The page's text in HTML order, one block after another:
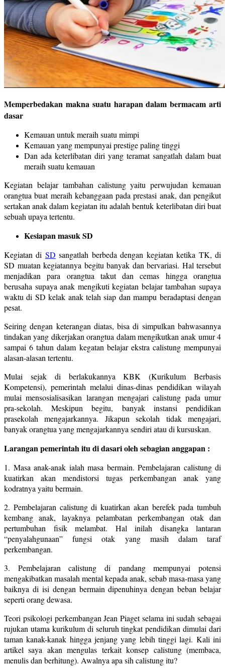
Memperbedakan makna suatu harapan dalam bermacam arti
dasar
Kemauan untuk meraih suatu mimpi
Kemauan yang mempunyai prestige paling tinggi
Dan ada keterlibatan diri yang teramat sangatlah dalam buat
meraih suatu kemauan
Kegiatan belajar tambahan calistung yaitu perwujudan kemauan
orangtua buat meraih kebanggaan pada prestasi anak, dan pengikut
sertakan anak dalam kegiatan itu adalah bentuk keterlibatan diri buat
sebuah upaya tertentu.
Kesiapan masuk SD
Kegiatan di SD sangatlah berbeda dengan kegiatan ketika TK, di
SD muatan kegiatannya begitu banyak dan bervariasi. Hal tersebut
menjadikan para orangtua takut dan cemas hingga orangtua
berusaha supaya anak mengikuti kegiatan belajar tambahan supaya
waktu di SD kelak anak telah siap dan mampu beradaptasi dengan
pesat.
Seiring dengan keterangan diatas, bisa di simpulkan bahwasannya
tindakan yang dikerjakan orangtua dalam mengikutkan anak umur 4
sampai 6 tahun dalam kegatan belajar ekstra calistung mempunyai
alasan-alasan tertentu.
Mulai sejak di berlakukannya KBK (Kurikulum Berbasis
Kompetensi), pemerintah melalui dinas-dinas pendidikan wilayah
mulai mensosialisasikan larangan mengajari calistung pada umur
pra-sekolah. Meskipun begitu, banyak instansi pendidikan
prasekolah mengajarkannya. Jikapun sekolah tidak mengajari,
banyak orangtua yang mengajarkannya sendiri atau di kursuskan.
Larangan pemerintah itu di dasari oleh sebagian anggapan :
1. Masa anak-anak ialah masa bermain. Pembelajaran calistung di
kuatirkan akan mendistorsi tugas perkembangan anak yang
kodratnya yaitu bermain.
2. Pembelajaran calistung di kuatirkan akan berefek pada tumbuh
kembang anak, layaknya pelambatan perkembangan otak dan
pertumbuhan fisik melambat. Hal inilah disangka lantaran
“penyalahgunaan” fungsi otak yang masih dalam taraf
perkembangan.
3. Pembelajaran calistung di pandang mempunyai potensi
mengakibatkan masalah mental kepada anak, sebab masa-masa yang
baiknya di isi dengan bermain dipenuhinya dengan beban belajar
seperti orang dewasa.
Teori psikologi perkembangan Jean Piaget selama ini sudah sebagai
rujukan utama kurikulum di seluruh tingkat pendidikan dimulai dari
taman kanak-kanak hingga jenjang yang lebih tinggi lagi. Kali ini
artikel saya akan mengulas terkait konsep calistung (membaca,
menulis dan berhitung). Awalnya apa sih calistung itu?